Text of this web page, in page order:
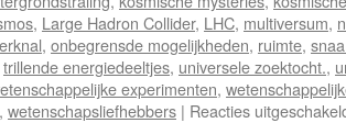
, Large Hadron Collider, LHC, multiversum,
, onbegrensde mogelijkheden, ruimte,
trillende energiedeeltjes, universele zoektocht.,
experimenten,
, wetenschapsliefhebbers | Reacties